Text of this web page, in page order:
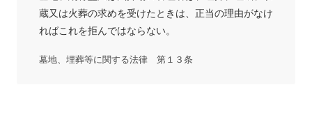
蔵又は火葬の求めを受けたときは、正当の理由がなけ
ればこれを拒んではならない。
墓地、埋葬等に関する法律 第１３条